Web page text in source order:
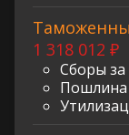
1 318 012 ₽
Сборы
Пошлина